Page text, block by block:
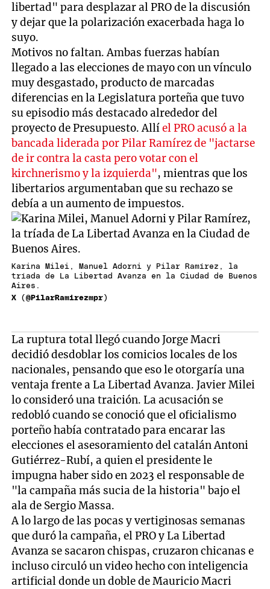
libertad" para desplazar al PRO de la discusión
y dejar que la polarización exacerbada haga lo
suyo.
Motivos no faltan. Ambas fuerzas habían
llegado a las elecciones de mayo con un vínculo
muy desgastado, producto de marcadas
diferencias en la Legislatura porteña que tuvo
su episodio más destacado alrededor del
proyecto de Presupuesto. Allíel PRO acusó a la
bancada liderada por Pilar Ramírez de "jactarse
de ir contra la casta pero votar con el
kirchnerismo y la izquierda", mientras que los
libertarios argumentaban que su rechazo se
debía a un aumento de impuestos.
Karina Milei, Manuel Adorni y Pilar Ramírez, la
tríada de La Libertad Avanza en la Ciudad de Buenos
Aires.
X (@PilarRamirezmpr)
La ruptura total llegó cuando Jorge Macri
decidió desdoblar los comicios locales de los
nacionales, pensando que eso le otorgaría una
ventaja frente a La Libertad Avanza. Javier Milei
lo consideró una traición. La acusación se
redobló cuando se conoció que el oficialismo
porteño había contratado para encarar las
elecciones el asesoramiento del catalán Antoni
Gutiérrez-Rubí, a quien el presidente le
impugna haber sido en 2023 el responsable de
"la campaña más sucia de la historia" bajo el
ala de Sergio Massa.
A lo largo de las pocas y vertiginosas semanas
que duró la campaña, el PRO y La Libertad
Avanza se sacaron chispas, cruzaron chicanas e
incluso circuló un video hecho con inteligencia
artificial donde un doble de Mauricio Macri